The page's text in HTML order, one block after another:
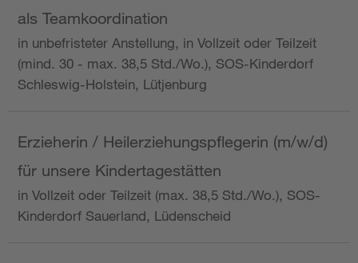
als Teamkoordination
in unbefristeter Anstellung, in Vollzeit oder Teilzeit
(mind. 30 - max. 38,5 Std./Wo.), SOS-Kinderdorf
Schleswig-Holstein, Lütjenburg
Erzieherin / Heilerziehungspflegerin (m/w/d)
für unsere Kindertagestätten
in Vollzeit oder Teilzeit (max. 38,5 Std./Wo.), SOS-
Kinderdorf Sauerland, Lüdenscheid